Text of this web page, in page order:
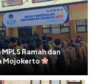
Ramah dan
Mojokerto